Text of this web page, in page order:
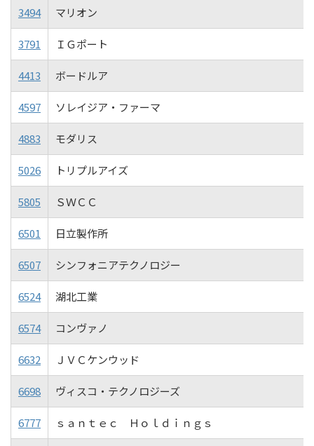
3494 マリオン
3791 ＩＧポート
4413 ボードルア
4597 ソレイジア・ファーマ
4883 モダリス
5026 トリプルアイズ
5805 ＳＷＣＣ
6501 日立製作所
6507 シンフォニアテクノロジー
6524 湖北工業
6574 コンヴァノ
6632 ＪＶＣケンウッド
6698 ヴィスコ・テクノロジーズ
6777 ｓａｎｔｅｃ Ｈｏｌｄｉｎｇｓ